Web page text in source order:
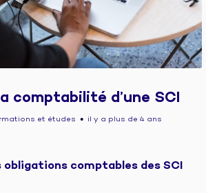
comptabilité d’une SCI
et études ● il y a plus de 4 ans
obligations comptables des SCI